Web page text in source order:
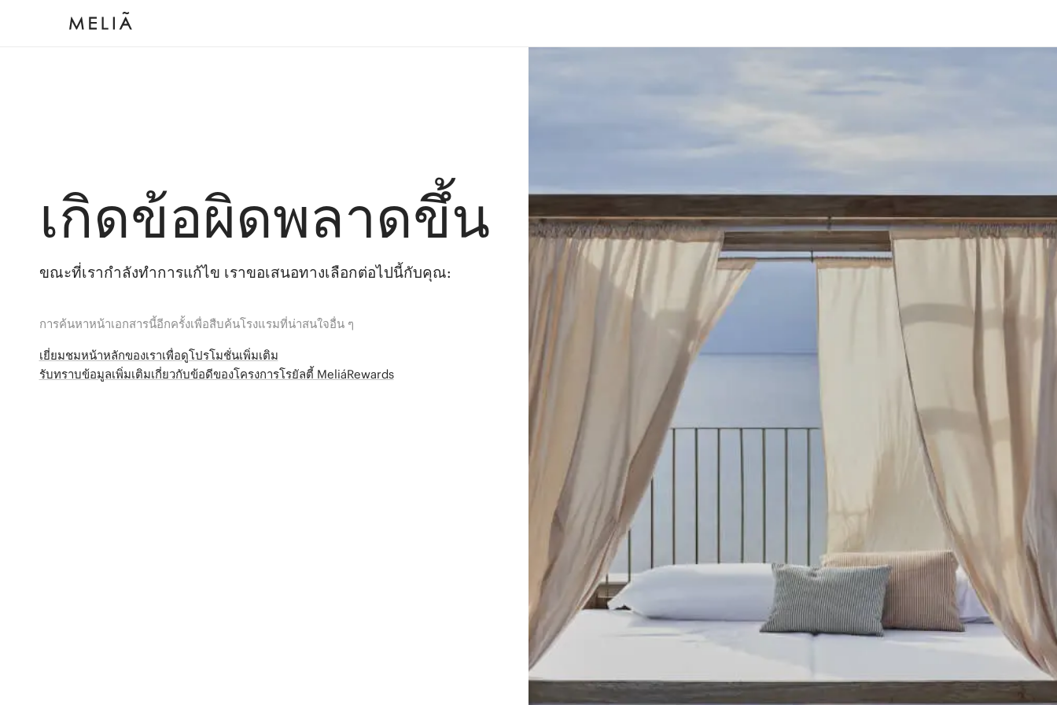
เกิดข้อผิดพลาดขึ้น
ขณะที่เรากำลังทำการแก้ไข เราขอเสนอทางเลือกต่อไปนี้กับคุณ:
การค้นหาหน้าเอกสารนี้อีกครั้งเพื่อสืบค้นโรงแรมที่น่าสนใจอื่น ๆ
เยี่ยมชมหน้าหลักของเราเพื่อดูโปรโมชั่นเพิ่มเติม
รับทราบข้อมูลเพิ่มเติมเกี่ยวกับข้อดีของโครงการโรยัลตี้ MeliáRewards